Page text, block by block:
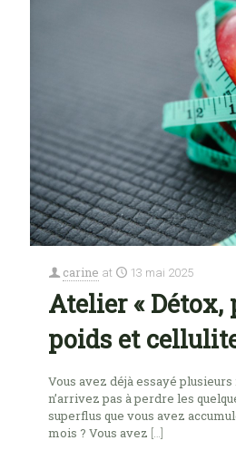
carine at 13 mai 2025
Atelier « Détox,
poids et
Vous avez déjà essayé
n’arrivez pas à perdre les
superflus que vous avez
mois ? Vous avez […]